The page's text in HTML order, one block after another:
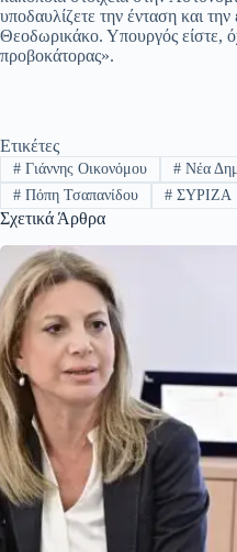
υποδαυλίζετε την ένταση και την
Θεοδωρικάκο. Υπουργός είστε,
προβοκάτορας».
Ετικέτες
#Γιάννης Οικονόμου #Νέα
#Πόπη Τσαπανίδου #ΣΥΡΙΖΑ
Σχετικά Άρθρα